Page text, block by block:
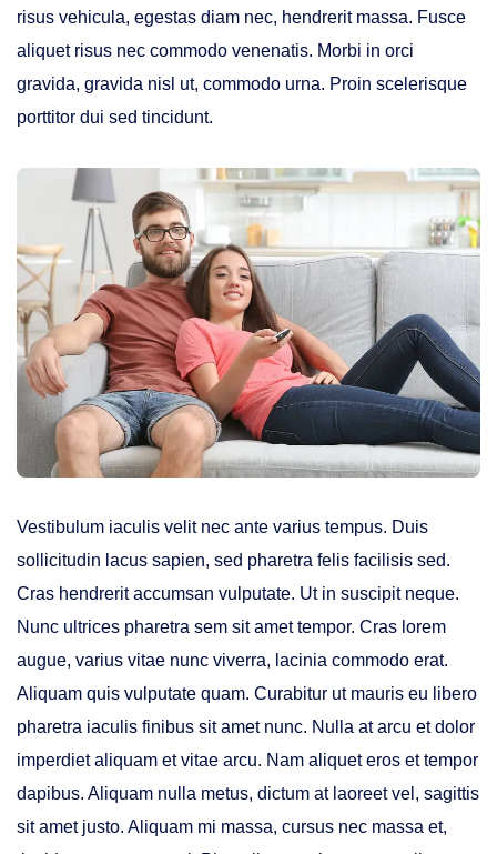
risus vehicula, egestas diam nec, hendrerit massa. Fusce
aliquet risus nec commodo venenatis. Morbi in orci
gravida, gravida nisl ut, commodo urna. Proin scelerisque
porttitor dui sed tincidunt.
Vestibulum iaculis velit nec ante varius tempus. Duis
sollicitudin lacus sapien, sed pharetra felis facilisis sed.
Cras hendrerit accumsan vulputate. Ut in suscipit neque.
Nunc ultrices pharetra sem sit amet tempor. Cras lorem
augue, varius vitae nunc viverra, lacinia commodo erat.
Aliquam quis vulputate quam. Curabitur ut mauris eu libero
pharetra iaculis finibus sit amet nunc. Nulla at arcu et dolor
imperdiet aliquam et vitae arcu. Nam aliquet eros et tempor
dapibus. Aliquam nulla metus, dictum at laoreet vel, sagittis
sit amet justo. Aliquam mi massa, cursus nec massa et,